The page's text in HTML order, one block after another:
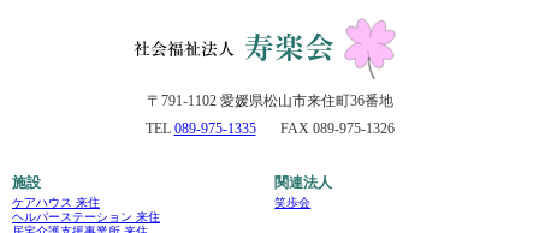
〒791-1102 愛媛県松山市来住町36番地
TEL 089-975-1335 FAX 089-975-1326
施設
ケアハウス 来住
ヘルパーステーション 来住
関連法人
笑歩会